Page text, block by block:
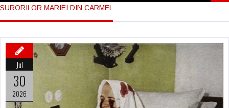
Iisus a apărut într-
Marea vânătoare
de vrăjitoare din
Vrăjitoare
SURORILOR MARIEI DIN CARMEL
Jul
30
2026